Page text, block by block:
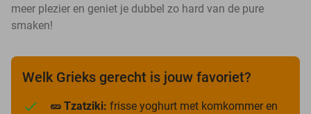
meer plezier en geniet je dubbel zo hard van de pure
smaken!
Welk Grieks gerecht is jouw favoriet?
🥒 Tzatziki: frisse yoghurt met komkommer en